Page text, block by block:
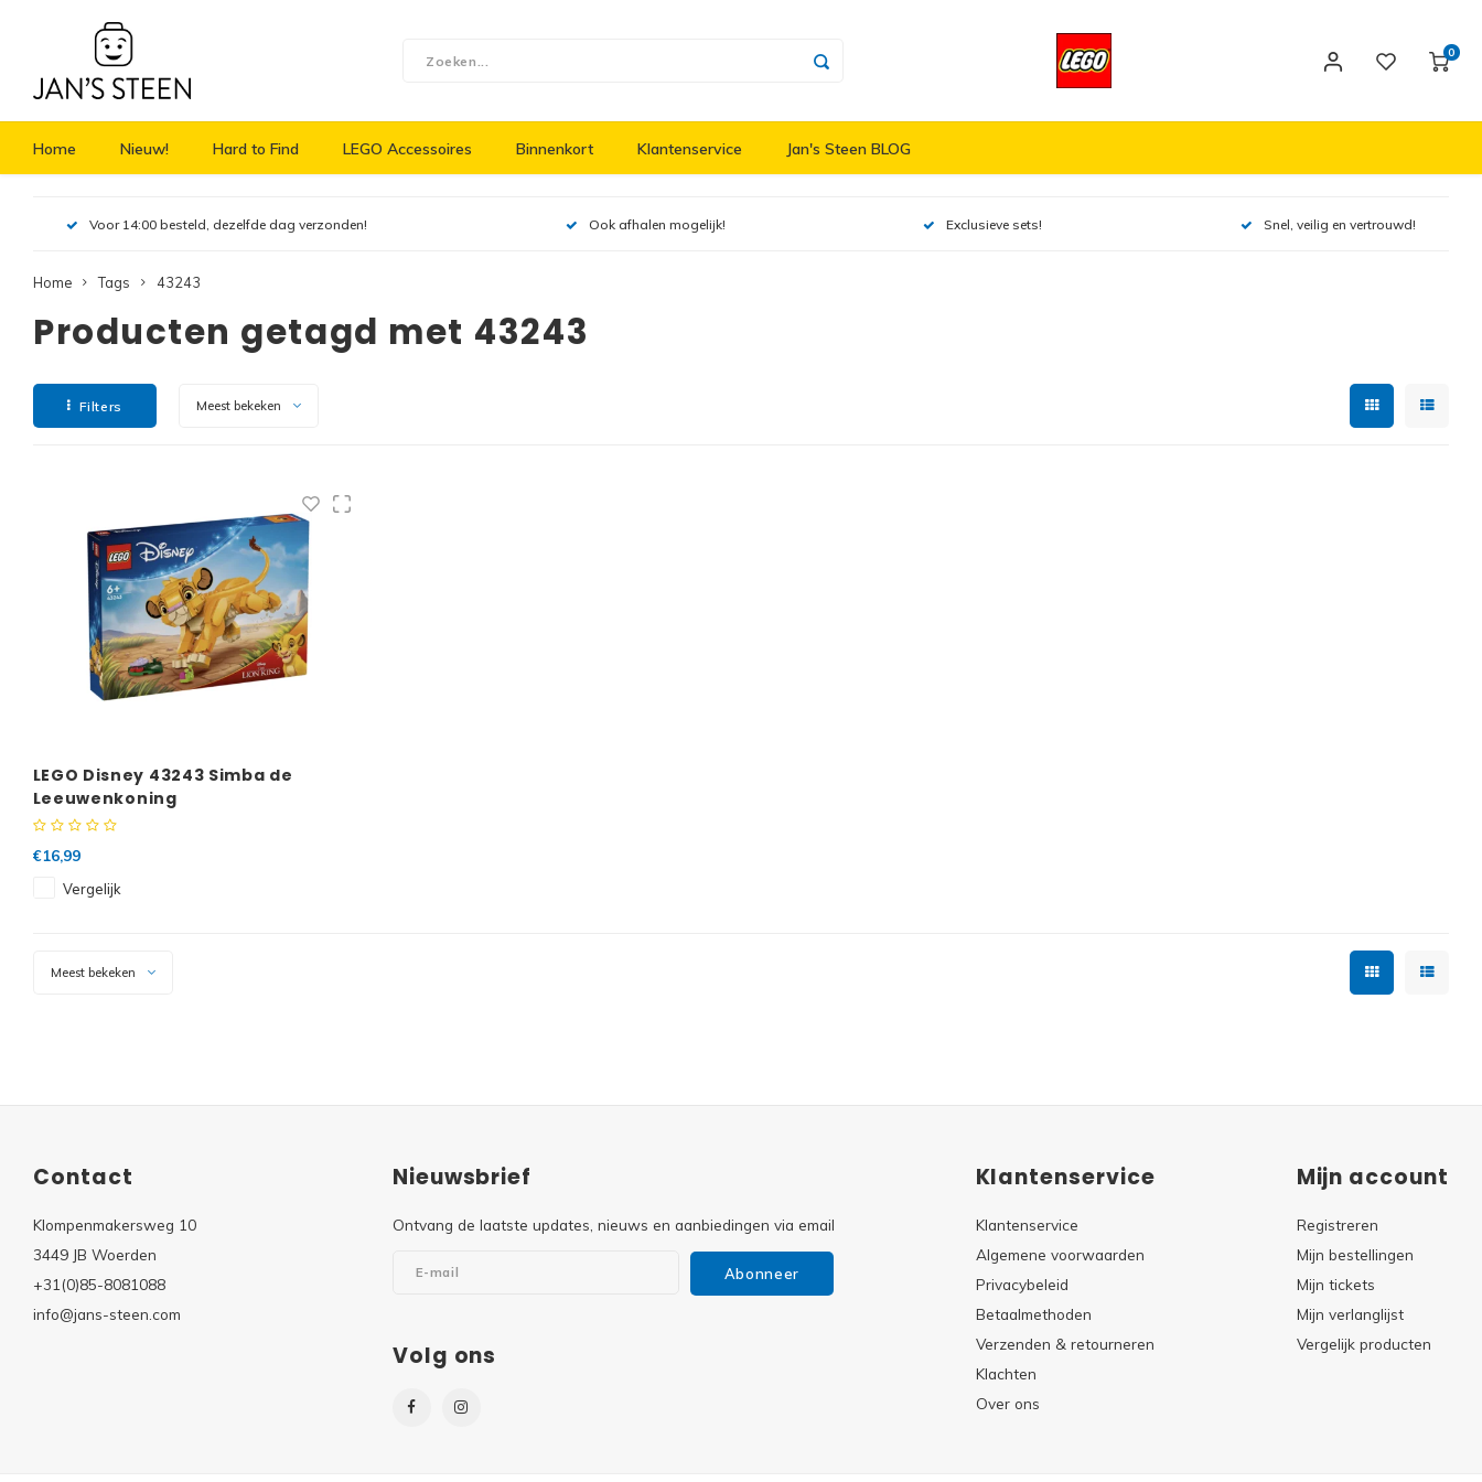
0
Home Nieuw! Hard to Find LEGO Accessoires Binnenkort Klantenservice Jan's Steen BLOG
Voor 14:00 besteld, dezelfde dag verzonden! Ook afhalen mogelijk! Exclusieve sets! Snel, veilig en vertrouwd!
Home Tags 43243
Producten getagd met 43243
Filters Meest bekeken
LEGO Disney 43243 Simba de
Leeuwenkoning
€16,99
Vergelijk
Meest bekeken
Contact
Klompenmakersweg 10
3449 JB Woerden
+31(0)85-8081088
info@jans-steen.com
Nieuwsbrief
Ontvang de laatste updates, nieuws en aanbiedingen via email
Abonneer
Volg ons
Klantenservice
Klantenservice
Algemene voorwaarden
Privacybeleid
Betaalmethoden
Verzenden & retourneren
Klachten
Over ons
Mijn account
Registreren
Mijn bestellingen
Mijn tickets
Mijn verlanglijst
Vergelijk producten